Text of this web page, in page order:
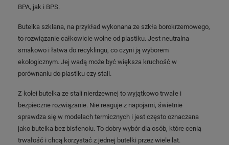
BPA, jak i BPS.
Butelka szklana, na przykład wykonana ze szkła borokrzemowego,
to rozwiązanie całkowicie wolne od plastiku. Jest neutralna
smakowo i łatwa do recyklingu, co czyni ją wyborem
ekologicznym. Jej wadą może być większa kruchość w
porównaniu do plastiku czy stali.
Z kolei butelka ze stali nierdzewnej to wyjątkowo trwałe i
bezpieczne rozwiązanie. Nie reaguje z napojami, świetnie
sprawdza się w modelach termicznych i jest często oznaczana
jako butelka bez bisfenolu. To dobry wybór dla osób, które cenią
trwałość i chcą korzystać z jednej butelki przez wiele lat.